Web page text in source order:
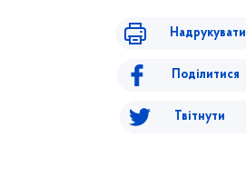
Надрукувати
Поділитися
Твітнути